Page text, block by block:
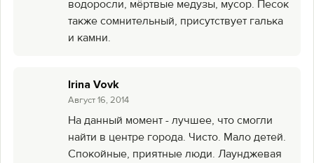
водоросли, мёртвые медузы, мусор. Песок
также сомнительный, присутствует галька
и камни.
Irina Vovk
Август 16, 2014
На данный момент - лучшее, что смогли
найти в центре города. Чисто. Мало детей.
Спокойные, приятные люди. Лаунджевая